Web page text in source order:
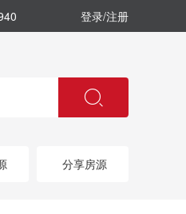
登录/注册
分享房源